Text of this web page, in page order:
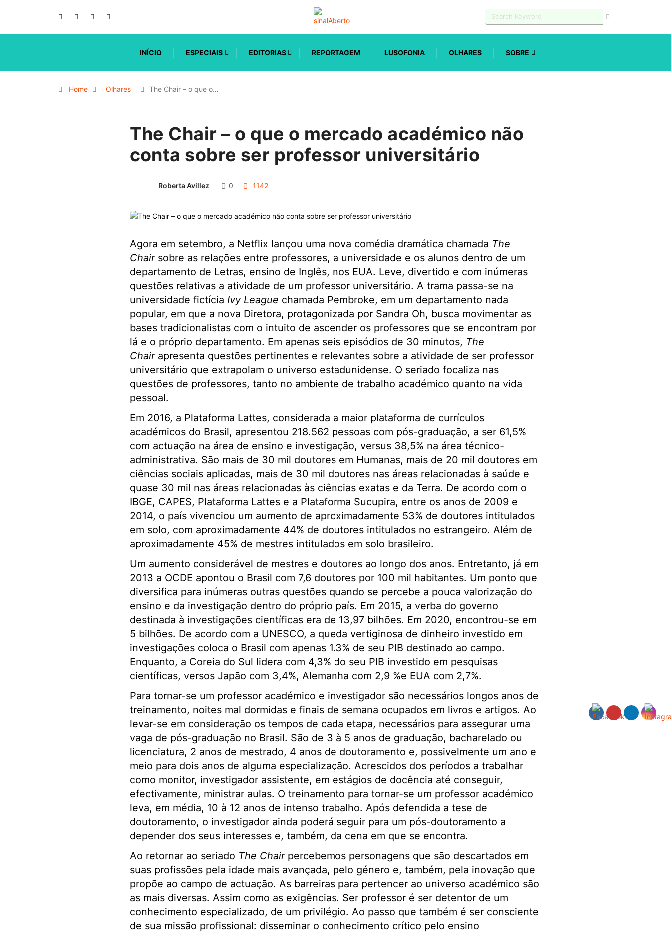
INÍCIO ESPECIAIS EDITORIAS REPORTAGEM LUSOFONIA OLHARES SOBRE
Home Olhares The Chair – o que o…
The Chair – o que o mercado académico não
conta sobre ser professor universitário
Roberta Avillez 0 1142
Agora em setembro, a Netflix lançou uma nova comédia dramática chamada The
Chairsobre as relações entre professores, a universidade e os alunos dentro de um
departamento de Letras, ensino de Inglês, nos EUA. Leve, divertido e com inúmeras
questões relativas a atividade de um professor universitário. A trama passa-se na
universidade fictícia Ivy League chamada Pembroke, em um departamento nada
popular, em que a nova Diretora, protagonizada por Sandra Oh, busca movimentar as
bases tradicionalistas com o intuito de ascender os professores que se encontram por
lá e o próprio departamento. Em apenas seis episódios de 30 minutos, The
Chairapresenta questões pertinentes e relevantes sobre a atividade de ser professor
universitário que extrapolam o universo estadunidense. O seriado focaliza nas
questões de professores, tanto no ambiente de trabalho académico quanto na vida
pessoal.
Em 2016, a Plataforma Lattes, considerada a maior plataforma de currículos
académicos do Brasil, apresentou 218.562 pessoas com pós-graduação, a ser 61,5%
com actuação na área de ensino e investigação, versus 38,5% na área técnico-
administrativa. São mais de 30 mil doutores em Humanas, mais de 20 mil doutores em
ciências sociais aplicadas, mais de 30 mil doutores nas áreas relacionadas à saúde e
quase 30 mil nas áreas relacionadas às ciências exatas e da Terra. De acordo com o
IBGE, CAPES, Plataforma Lattes e a Plataforma Sucupira, entre os anos de 2009 e
2014, o país vivenciou um aumento de aproximadamente 53% de doutores intitulados
em solo, com aproximadamente 44% de doutores intitulados no estrangeiro. Além de
aproximadamente 45% de mestres intitulados em solo brasileiro.
Um aumento considerável de mestres e doutores ao longo dos anos. Entretanto, já em
2013 a OCDE apontou o Brasil com 7,6 doutores por 100 mil habitantes. Um ponto que
diversifica para inúmeras outras questões quando se percebe a pouca valorização do
ensino e da investigação dentro do próprio país. Em 2015, a verba do governo
destinada à investigações científicas era de 13,97 bilhões. Em 2020, encontrou-se em
5 bilhões. De acordo com a UNESCO, a queda vertiginosa de dinheiro investido em
investigações coloca o Brasil com apenas 1.3% de seu PIB destinado ao campo.
Enquanto, a Coreia do Sul lidera com 4,3% do seu PIB investido em pesquisas
científicas, versos Japão com 3,4%, Alemanha com 2,9 %e EUA com 2,7%.
Para tornar-se um professor académico e investigador são necessários longos anos de
treinamento, noites mal dormidas e finais de semana ocupados em livros e artigos. Ao
levar-se em consideração os tempos de cada etapa, necessários para assegurar uma
vaga de pós-graduação no Brasil. São de 3 à 5 anos de graduação, bacharelado ou
licenciatura, 2 anos de mestrado, 4 anos de doutoramento e, possivelmente um ano e
meio para dois anos de alguma especialização. Acrescidos dos períodos a trabalhar
como monitor, investigador assistente, em estágios de docência até conseguir,
efectivamente, ministrar aulas. O treinamento para tornar-se um professor académico
leva, em média, 10 à 12 anos de intenso trabalho. Após defendida a tese de
doutoramento, o investigador ainda poderá seguir para um pós-doutoramento a
depender dos seus interesses e, também, da cena em que se encontra.
Ao retornar ao seriado The Chairpercebemos personagens que são descartados em
suas profissões pela idade mais avançada, pelo género e, também, pela inovação que
propõe ao campo de actuação. As barreiras para pertencer ao universo académico são
as mais diversas. Assim como as exigências. Ser professor é ser detentor de um
conhecimento especializado, de um privilégio. Ao passo que também é ser consciente
de sua missão profissional: disseminar o conhecimento crítico pelo ensino